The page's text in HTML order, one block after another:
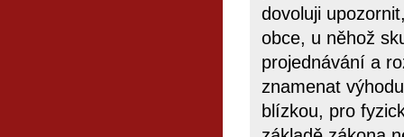
dovoluji
obce, u něhož
projednávání a
znamenat
blízkou, pro